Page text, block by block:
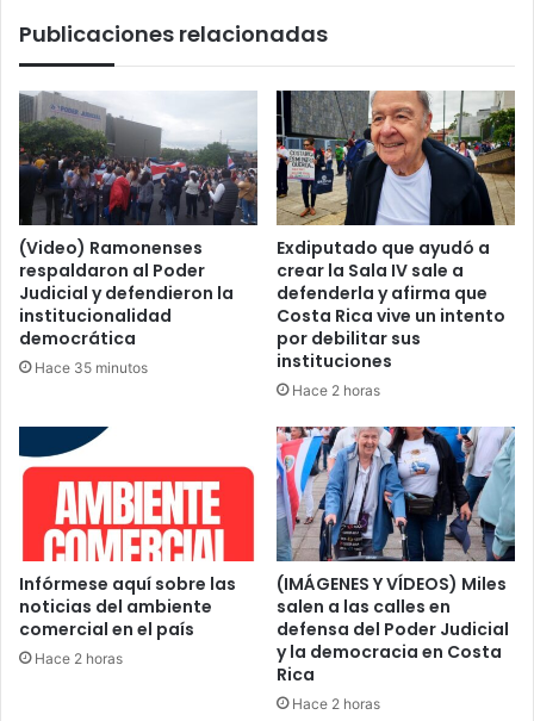
invertida
Publicaciones relacionadas
(Video) Ramonenses
respaldaron al Poder
Judicial y defendieron la
institucionalidad
democrática
Hace 35 minutos
Exdiputado que ayudó a
crear la Sala IV sale a
defenderla y afirma que
Costa Rica vive un intento
por debilitar sus
instituciones
Hace 2 horas
Infórmese aquí sobre las
noticias del ambiente
comercial en el país
Hace 2 horas
(IMÁGENES Y VÍDEOS) Miles
salen a las calles en
defensa del Poder Judicial
y la democracia en Costa
Rica
Hace 2 horas